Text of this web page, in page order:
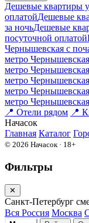
Дешевые квартиры
оплатойДешевые
за ночьДешевые
посуточной оплатой
Чернышевская c
метро
метро
метро
метро
метро
📍 Отели рядом 📍
Начасок
Главная Каталог
© 2026 Начасок · 18+
Фильтры
✕
Санкт-Петербург
Вся Россия Москва